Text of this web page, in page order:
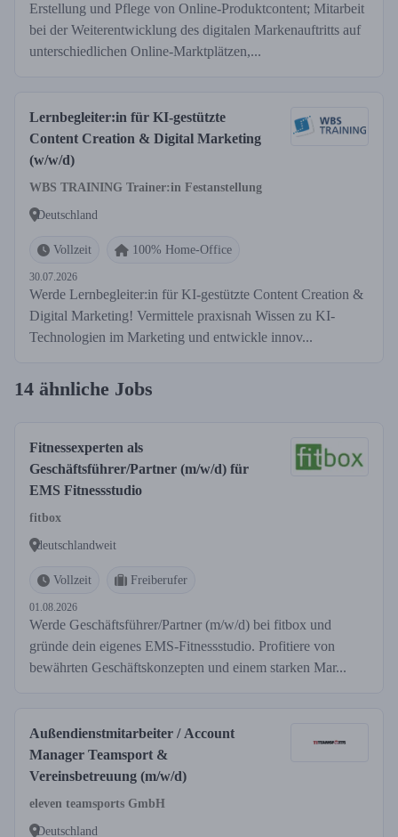
Erstellung und Pflege von Online-Produktcontent; Mitarbeit
bei der Weiterentwicklung des digitalen Markenauftritts auf
unterschiedlichen Online-Marktplätzen,...
Lernbegleiter:in für KI-gestützte
Content Creation & Digital Marketing
(w/w/d)
WBS TRAINING Trainer:in Festanstellung
Deutschland
Vollzeit 100% Home-Office
30.07.2026
Werde Lernbegleiter:in für KI-gestützte Content Creation &
Digital Marketing! Vermittele praxisnah Wissen zu KI-
Technologien im Marketing und entwickle innov...
14 ähnliche Jobs
Fitnessexperten als
Geschäftsführer/Partner (m/w/d) für
EMS Fitnessstudio
fitbox
deutschlandweit
Vollzeit Freiberufer
01.08.2026
Werde Geschäftsführer/Partner (m/w/d) bei fitbox und
gründe dein eigenes EMS-Fitnessstudio. Profitiere von
bewährten Geschäftskonzepten und einem starken Mar...
Außendienstmitarbeiter / Account
Manager Teamsport &
Vereinsbetreuung (m/w/d)
eleven teamsports GmbH
Deutschland